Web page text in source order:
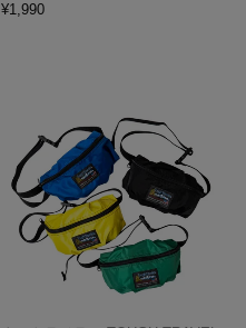
¥1,990